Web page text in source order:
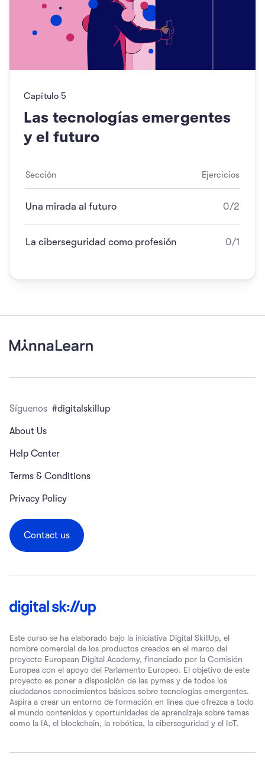
Capítulo 5
Las tecnologías emergentes
y el futuro
Sección Ejercicios
Una mirada al futuro 0/2
La ciberseguridad como profesión 0/1
Síguenos #digitalskillup
About Us
Help Center
Terms & Conditions
Privacy Policy
Contact us
Este curso se ha elaborado bajo la iniciativa Digital SkillUp, el
nombre comercial de los productos creados en el marco del
proyecto European Digital Academy, financiado por la Comisión
Europea con el apoyo del Parlamento Europeo. El objetivo de este
proyecto es poner a disposición de las pymes y de todos los
ciudadanos conocimientos básicos sobre tecnologías emergentes.
Aspira a crear un entorno de formación en línea que ofrezca a todo
el mundo contenidos y oportunidades de aprendizaje sobre temas
como la IA, el blockchain, la robótica, la ciberseguridad y el IoT.